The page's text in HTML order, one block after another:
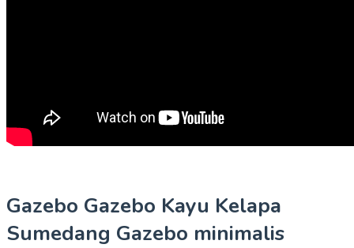
Gazebo Gazebo Kayu Kelapa
Sumedang Gazebo minimalis